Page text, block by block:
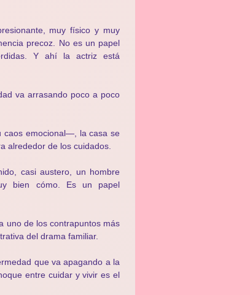
muy físico y muy
precoz. No es un papel
Y ahí la actriz está
va arrasando poco a poco
caos emocional—, la casa se
alrededor de los cuidados.
casi austero, un hombre
bien cómo. Es un papel
uno de los contrapuntos más
del drama familiar.
que va apagando a la
entre cuidar y vivir es el